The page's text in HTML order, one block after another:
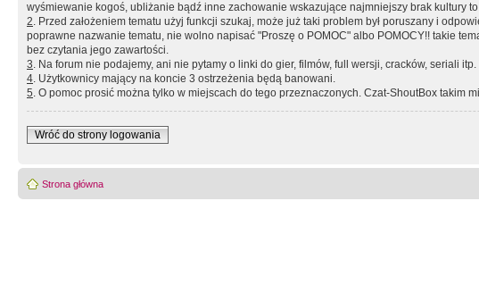
wyśmiewanie kogoś, ubliżanie bądź inne zachowanie wskazujące najmniejszy brak kultury to
2. Przed założeniem tematu użyj funkcji szukaj, może już taki problem był poruszany i
poprawne nazwanie tematu, nie wolno napisać "Proszę o POMOC" albo POMOCY!! takie
bez czytania jego zawartości.
3. Na forum nie podajemy, ani nie pytamy o linki do gier, filmów, full wersji, cracków, seriali
4. Użytkownicy mający na koncie 3 ostrzeżenia będą banowani.
5. O pomoc prosić można tylko w miejscach do tego przeznaczonych. Czat-ShoutBox takim
Wróć do strony logowania
Strona główna